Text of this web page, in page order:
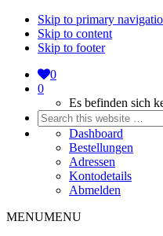
Skip to primary
Skip to content
Skip to footer
0
0
Es befinden sich
Search
this
website
Dashboard
Bestellungen
Adressen
Kontodetails
Abmelden
MENUMENU